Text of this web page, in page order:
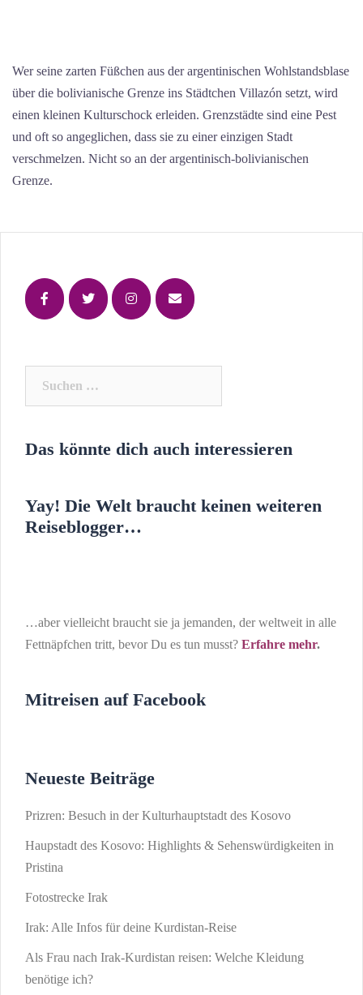
Wer seine zarten Füßchen aus der argentinischen Wohlstandsblase
über die bolivianische Grenze ins Städtchen Villazón setzt, wird
einen kleinen Kulturschock erleiden. Grenzstädte sind eine Pest
und oft so angeglichen, dass sie zu einer einzigen Stadt
verschmelzen. Nicht so an der argentinisch-bolivianischen
Grenze.
Das könnte dich auch interessieren
Yay! Die Welt braucht keinen weiteren
Reiseblogger…
…aber vielleicht braucht sie ja jemanden, der weltweit in alle
Fettnäpfchen tritt, bevor Du es tun musst? Erfahre mehr.
Mitreisen auf Facebook
Neueste Beiträge
Prizren: Besuch in der Kulturhauptstadt des Kosovo
Haupstadt des Kosovo: Highlights & Sehenswürdigkeiten in
Pristina
Fotostrecke Irak
Irak: Alle Infos für deine Kurdistan-Reise
Als Frau nach Irak-Kurdistan reisen: Welche Kleidung
benötige ich?